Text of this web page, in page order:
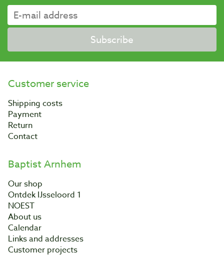
Subscribe
Customer service
Shipping costs
Payment
Return
Contact
Baptist Arnhem
Our shop
Ontdek IJsseloord 1
NOEST
About us
Calendar
Links and addresses
Customer projects